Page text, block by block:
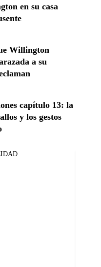
en su casa
Willington
a su
capítulo 13: la
y los gestos